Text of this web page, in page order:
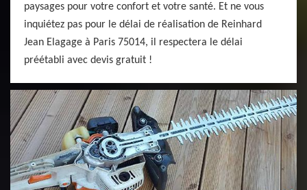
paysages pour votre confort et votre santé. Et ne vous
inquiétez pas pour le délai de réalisation de Reinhard
Jean Elagage à Paris 75014, il respectera le délai
préétabli avec devis gratuit !